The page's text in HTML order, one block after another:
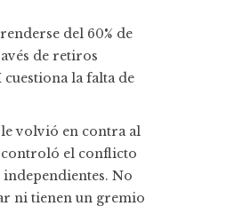
del 60% de
de retiros
la falta de
volvió en contra al
el conflicto
independientes. No
ni tienen un gremio